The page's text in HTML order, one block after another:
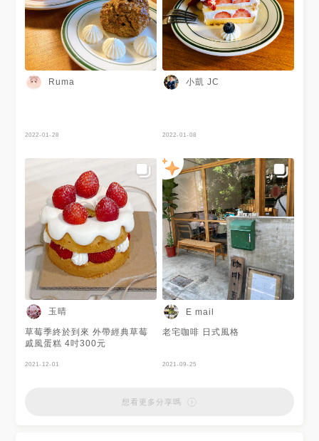
挺濃的，內層夾了滿滿的無花
果，但我們一致覺得無花果吃起
來有點太生了有點可惜🥲 . #馬
戲團肉桂捲 $100 外表長得挺特
別的肉桂捲！肉桂捲烤完挺酥脆
的，也不會乾口，肉桂也挺濃
的，是個好吃的肉桂捲～ . #貝
克宅小圓麵包 $90 地瓜/cream
cheese的，濃郁的乳酪讓人難
了超久還是脆的！切下去ㄎㄚㄎ
ㄚ聲很響，吃起來是合格的可麗
露！ . #小山園抹茶拿鐵 $160
是個不錯喝的抹茶牛奶！冰的熱
的喝起來差不多～但冰的會消泡
喔，要拍照的話可能熱的比較適
合🤣 . #黑糖拿鐵 $160 #拿鐵
$140 / 地址：台北市中山區南
京東路三段89巷5弄4號 營業時
間：週三至週日12:00-17:30
電話：(02)2517-6722 低消：
每人一杯飲料+一甜點 （限時
2.5小時） w/ #台北美食 #南京
復興美食 #中山區美食 #台北咖
啡廳 #南京復興咖啡廳 #希吃台
北 #希吃南京復興 #貝克宅 #台
#popdaily #yummyday
Ruma
2022-01-28
小凱 JC
2022-01-08
玉晴
草莓季終於到來 外帶經典草莓
戚風蛋糕 4吋300元
2021-12-01
E mail
老宅咖啡 日式風格
2021-09-25
想看更多分享嗎